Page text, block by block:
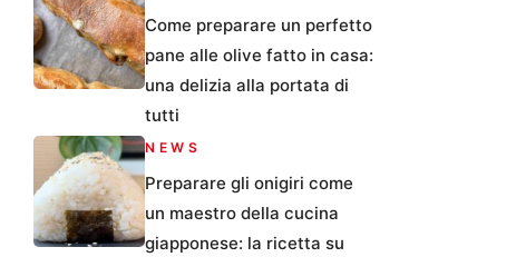
Come preparare un perfetto
pane alle olive fatto in casa:
una delizia alla portata di
tutti
NEWS
Preparare gli onigiri come
un maestro della cucina
giapponese: la ricetta su